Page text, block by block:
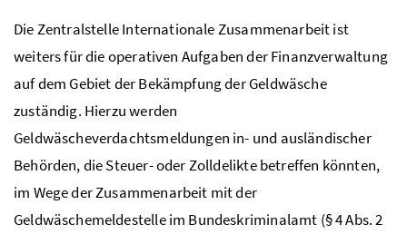
Die Zentralstelle Internationale Zusammenarbeit ist
weiters für die operativen Aufgaben der Finanzverwaltung
auf dem Gebiet der Bekämpfung der Geldwäsche
zuständig. Hierzu werden
Geldwäscheverdachtsmeldungen in- und ausländischer
Behörden, die Steuer- oder Zolldelikte betreffen könnten,
im Wege der Zusammenarbeit mit der
Geldwäschemeldestelle im Bundeskriminalamt (§ 4 Abs. 2